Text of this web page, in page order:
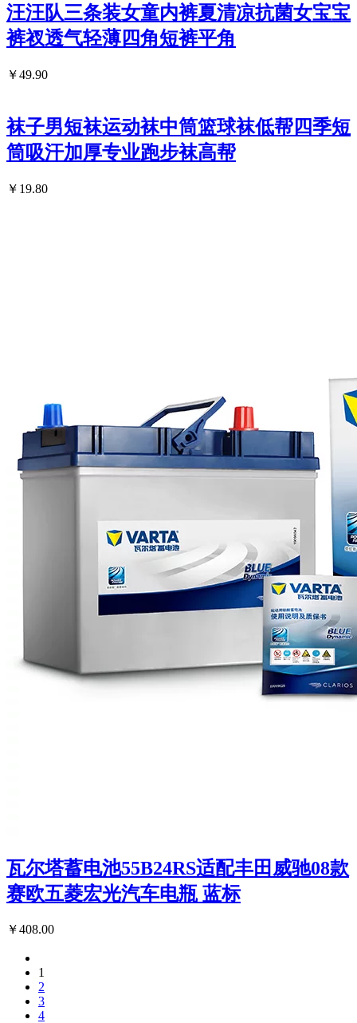
汪汪队三条装女童内裤夏清凉抗菌女宝宝
裤衩透气轻薄四角短裤平角
￥49.90
袜子男短袜运动袜中筒篮球袜低帮四季短
筒吸汗加厚专业跑步袜高帮
￥19.80
瓦尔塔蓄电池55B24RS适配丰田威驰08款
赛欧五菱宏光汽车电瓶 蓝标
￥408.00
1
2
3
4